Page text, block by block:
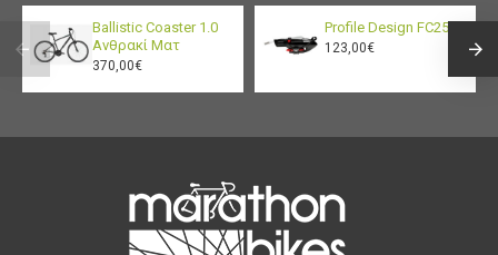
Ballistic Coaster 1.0
Ανθρακί Ματ
370,00€
Profile Design FC25
123,00€